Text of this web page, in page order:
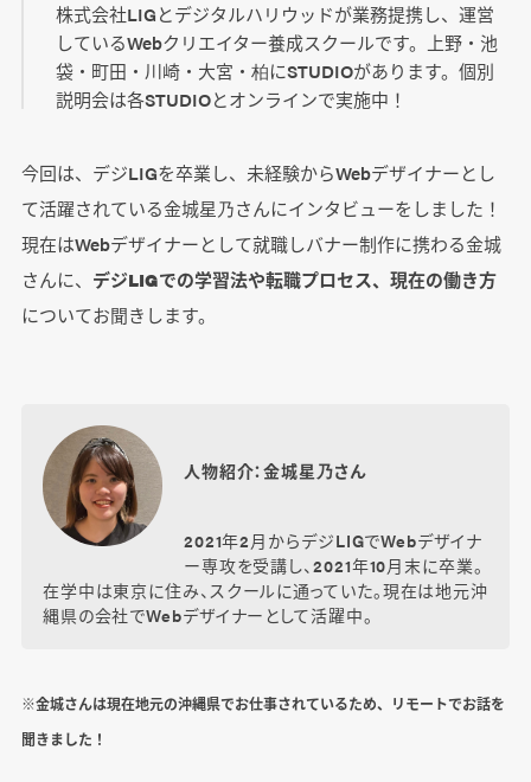
株式会社LIGとデジタルハリウッドが業務提携し、運営
しているWebクリエイター養成スクールです。上野・池
袋・町田・川崎・大宮・柏にSTUDIOがあります。個別
説明会は各STUDIOとオンラインで実施中！
今回は、デジLIGを卒業し、未経験からWebデザイナーとし
て活躍されている金城星乃さんにインタビューをしました！
現在はWebデザイナーとして就職しバナー制作に携わる金城
さんに、 デジLIGでの学習法や転職プロセス、現在の働き方
についてお聞きします。
人物紹介：金城星乃さん
2021年2月からデジLIGでWebデザイナ
ー専攻を受講し、2021年10月末に卒業。
在学中は東京に住み、スクールに通っていた。現在は地元沖
縄県の会社でWebデザイナーとして活躍中。
※金城さんは現在地元の沖縄県でお仕事されているため、リモートでお話を
聞きました！